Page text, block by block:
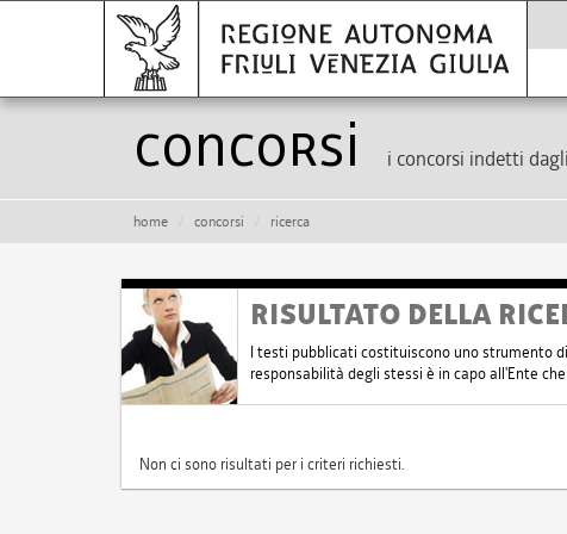
Concorsi i concorsi indetti
home concorsi ricerca
RISULTATO DELLA
I testi pubblicati costituiscono uno strumento
responsabilità degli stessi è in capo all'Ente
Non ci sono risultati per i criteri richiesti.